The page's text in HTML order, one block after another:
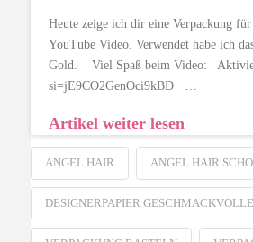
Heute zeige ich dir eine Verpackung
YouTube Video. Verwendet habe ich
Gold. Viel Spaß beim Video:
si=jE9CO2GenOci9kBD …
Artikel weiter lesen
ANGEL HAIR ANGEL HAIR
DESIGNERPAPIER